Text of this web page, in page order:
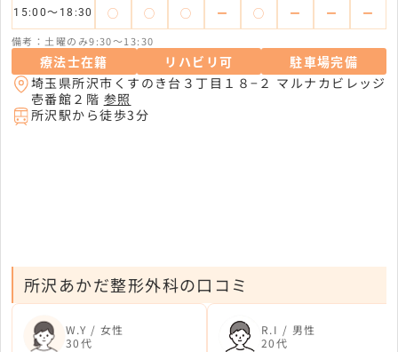
15:00～18:30 ◯ ◯ ◯ ー ◯ ー ー ー
備考：土曜のみ9:30～13:30
療法士在籍 リハビリ可
駐車場完備
埼玉県所沢市くすのき台３丁目１８−２ マルナカビレッジ
壱番館２階 参照
所沢駅から徒歩3分
所沢あかだ整形外科の口コミ
W.Y / 女性
30代
R.I / 男性
20代